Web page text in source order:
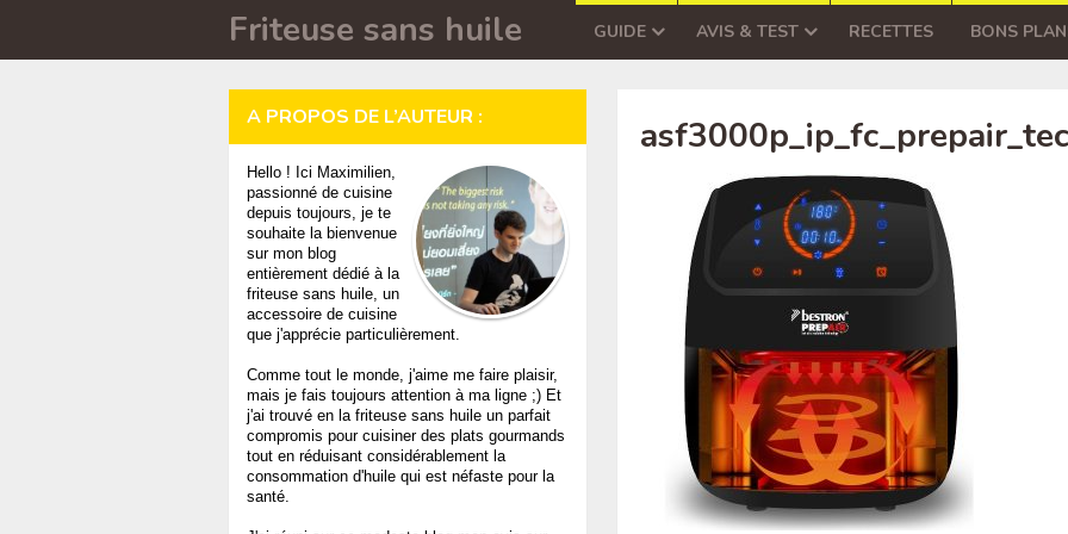
Friteuse sans huile GUIDE AVIS & TEST RECETTES BONS
A PROPOS DE L’AUTEUR :
Hello ! Ici Maximilien,
passionné de cuisine
depuis toujours, je te
souhaite la bienvenue
sur mon blog
entièrement dédié à la
friteuse sans huile, un
accessoire de cuisine
que j'apprécie particulièrement.
Comme tout le monde, j'aime me faire plaisir,
mais je fais toujours attention à ma ligne ;) Et
j'ai trouvé en la friteuse sans huile un parfait
compromis pour cuisiner des plats gourmands
tout en réduisant considérablement la
consommation d'huile qui est néfaste pour la
santé.